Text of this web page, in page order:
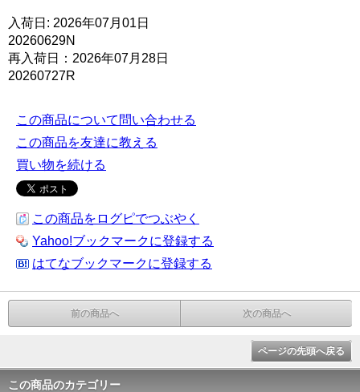
入荷日: 2026年07月01日
20260629N
再入荷日：2026年07月28日
20260727R
この商品について問い合わせる
この商品を友達に教える
買い物を続ける
この商品をログピでつぶやく
Yahoo!ブックマークに登録する
はてなブックマークに登録する
前の商品へ 次の商品へ
ページの先頭へ戻る
この商品のカテゴリー